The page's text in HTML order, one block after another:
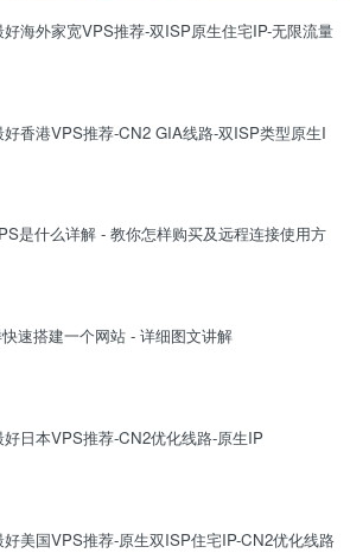
好海外家宽VPS推荐-双ISP原生住宅IP-无限流量
好香港VPS推荐-CN2 GIA线路-双ISP类型原生I
是什么详解 - 教你怎样购买及远程连接使用方
速搭建一个网站 - 详细图文讲解
好日本VPS推荐-CN2优化线路-原生IP
好美国VPS推荐-原生双ISP住宅IP-CN2优化线路